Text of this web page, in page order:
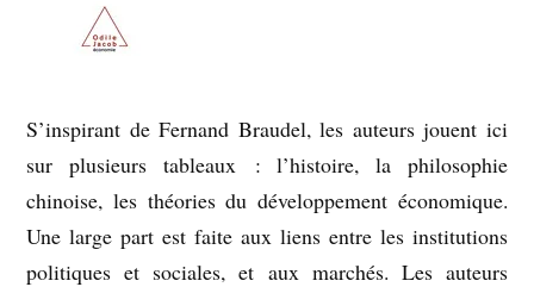
S’inspirant de Fernand Braudel, les auteurs jouent ici
sur plusieurs tableaux : l’histoire, la philosophie
chinoise, les théories du développement économique.
Une large part est faite aux liens entre les institutions
politiques et sociales, et aux marchés. Les auteurs